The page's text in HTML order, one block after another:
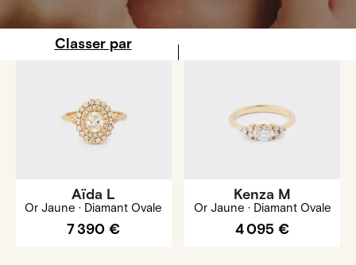
Classer par
Aïda L
Or Jaune · Diamant Ovale
7 390 €
Kenza M
Or Jaune · Diamant Ovale
4 095 €